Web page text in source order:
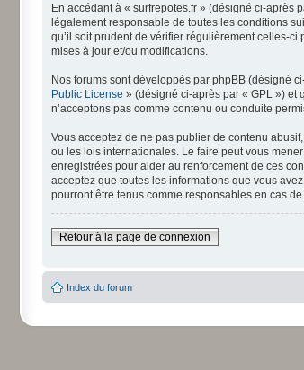
En accédant à « surfrepotes.fr » (désigné ci-après
légalement responsable de toutes les conditions
qu’il soit prudent de vérifier régulièrement celles-
mises à jour et/ou modifications.
Nos forums sont développés par phpBB (désigné
Public License » (désigné ci-après par « GPL ») et
n’acceptons pas comme contenu ou conduite
Vous acceptez de ne pas publier de contenu
ou les lois internationales. Le faire peut vous
enregistrées pour aider au renforcement de ces
acceptez que toutes les informations que vous
pourront être tenus comme responsables en cas
Retour à la page de connexion
Index du forum